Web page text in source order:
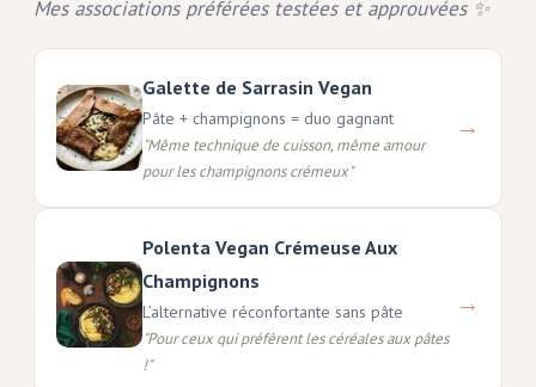
Mes associations préférées testées et approuvées ✨
Galette de Sarrasin Vegan
Pâte + champignons = duo gagnant
"Même technique de cuisson, même amour
pour les champignons crémeux"
→
Polenta Vegan Crémeuse Aux
Champignons
L’alternative réconfortante sans pâte
"Pour ceux qui préfèrent les céréales aux pâtes
!"
→